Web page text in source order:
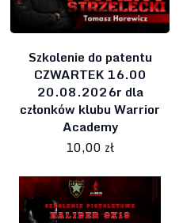
Szkolenie do patentu
CZWARTEK 16.00
20.08.2026r dla
członków klubu Warrior
Academy
10,00 zł